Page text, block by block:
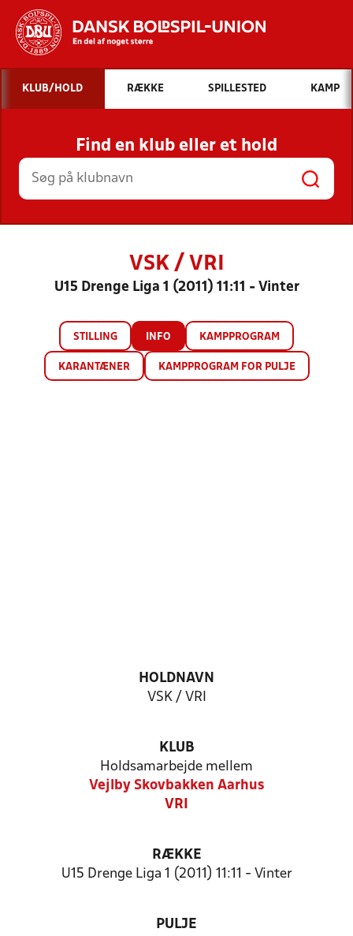
Hvad vil du søge efter?
INDHOLD OG NYHEDER
STILLINGER, RESULTATER, KLUBBER OG
HOLD
KLUB/HOLD RÆKKE SPILLESTED KAMP
Find en klub eller et hold
VSK / VRI
U15 Drenge Liga 1 (2011) 11:11 - Vinter
STILLING INFO KAMPPROGRAM
KARANTÆNER KAMPPROGRAM FOR PULJE
HOLDNAVN
VSK / VRI
KLUB
Holdsamarbejde mellem
Vejlby Skovbakken Aarhus
VRI
RÆKKE
U15 Drenge Liga 1 (2011) 11:11 - Vinter
PULJE